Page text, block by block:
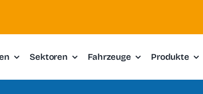
Sektoren Fahrzeuge Produkte